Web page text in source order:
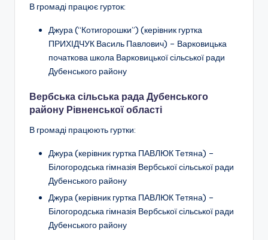
В громаді працює гурток:
Джура (“Котигорошки”) (керівник гуртка
ПРИХІДЧУК Василь Павлович) – Варковицька
початкова школа Варковицької сільської ради
Дубенського району
Вербська сільська рада Дубенського
району Рівненської області
В громаді працюють гуртки:
Джура (керівник гуртка ПАВЛЮК Тетяна) –
Білогородська гімназія Вербської сільської ради
Дубенського району
Джура (керівник гуртка ПАВЛЮК Тетяна) –
Білогородська гімназія Вербської сільської ради
Дубенського району